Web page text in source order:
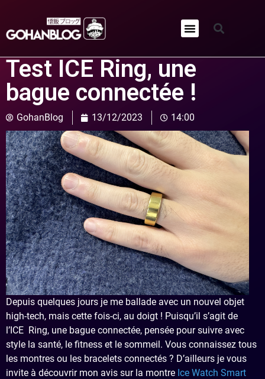
Test ICE Ring, une
bague connectée !
GohanBlog 13/12/2023 14:00
Depuis quelques jours je me ballade avec un nouvel objet
high-tech, mais cette fois-ci, au doigt ! Puisqu’il s’agit de
l’ICE Ring, une bague connectée, pensée pour suivre avec
style la santé, le fitness et le sommeil. Vous connaissez tous
les montres ou les bracelets connectés ? D’ailleurs je vous
invite à découvrir mon avis sur la montre Ice Watch Smart